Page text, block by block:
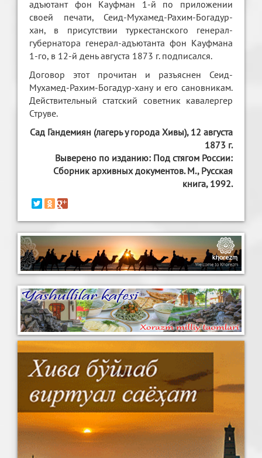
адъютант фон Кауфман 1-й по приложении
своей печати, Сеид-Мухамед-Рахим-Богадур-
хан, в присутствии туркестанского генерал-
губернатора генерал-адъютанта фон Кауфмана
1-го, в 12-й день августа 1873 г. подписался.
Договор этот прочитан и разъяснен Сеид-
Мухамед-Рахим-Богадур-хану и его сановникам.
Действительный статский советник кавалергер
Струве.
Сад Гандемиян (лагерь у города Хивы), 12 августа
1873 г.
Выверено по изданию: Под стягом России:
Сборник архивных документов. М., Русская
книга, 1992.